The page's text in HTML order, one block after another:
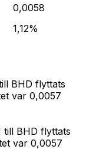
0,0058
1,12%
BHD flyttats
var 0,0057
till BHD flyttats
var 0,0057